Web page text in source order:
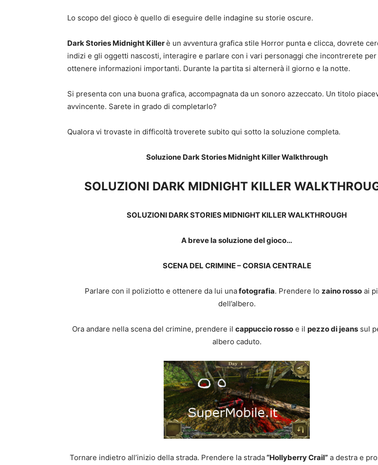
Lo scopo del gioco è quello di eseguire delle indagine su storie oscure.
Dark Stories Midnight Killerè un avventura grafica stile Horror punta e clicca, dovrete
indizi e gli oggetti nascosti, interagire e parlare con i vari personaggi che incontrerete per
ottenere informazioni importanti. Durante la partita si alternerà il giorno e la notte.
Si presenta con una buona grafica, accompagnata da un sonoro azzeccato. Un titolo
avvincente. Sarete in grado di completarlo?
Qualora vi trovaste in difficoltà troverete subito qui sotto la soluzione completa.
Soluzione Dark Stories Midnight Killer Walkthrough
SOLUZIONI DARK MIDNIGHT KILLER
SOLUZIONI DARK STORIES MIDNIGHT KILLER WALKTHROUGH
A breve la soluzione del gioco…
SCENA DEL CRIMINE – CORSIA CENTRALE
Parlare con il poliziotto e ottenere da lui unafotografia. Prendere lo zaino rosso ai
dell’albero.
Ora andare nella scena del crimine, prendere il cappuccio rosso e il pezzo di jeans sul
albero caduto.
Tornare indietro all’inizio della strada. Prendere la strada“Hollyberry Crail” a destra e